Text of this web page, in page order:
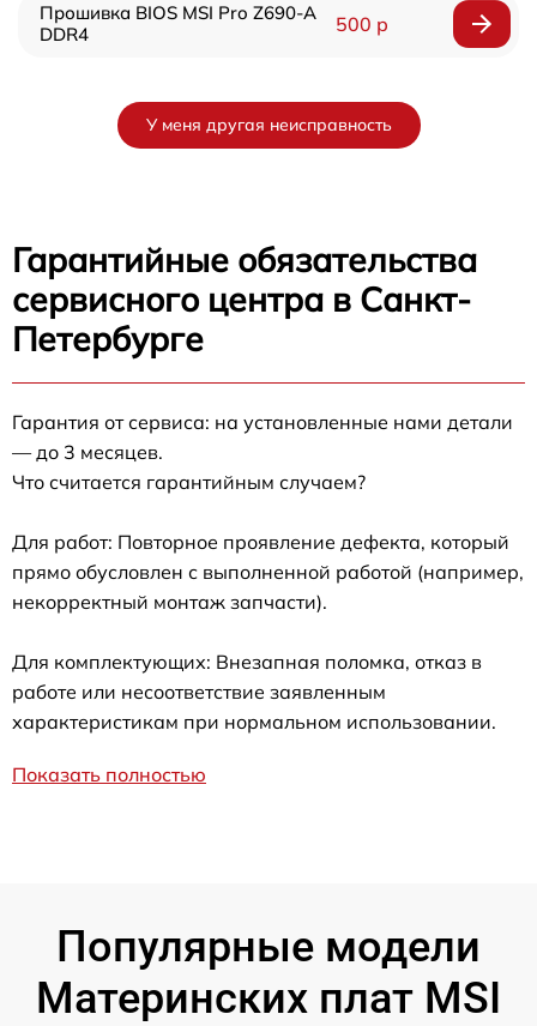
Прошивка BIOS MSI Pro Z690-A
DDR4
500 р
У меня другая неисправность
Гарантийные обязательства
сервисного центра в Санкт-
Петербурге
Гарантия от сервиса: на установленные нами детали
— до 3 месяцев.
Что считается гарантийным случаем?
Для работ: Повторное проявление дефекта, который
прямо обусловлен с выполненной работой (например,
некорректный монтаж запчасти).
Для комплектующих: Внезапная поломка, отказ в
работе или несоответствие заявленным
характеристикам при нормальном использовании.
Показать полностью
Популярные модели
Материнских плат MSI